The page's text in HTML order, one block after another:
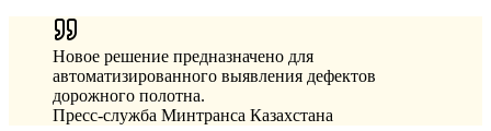
Новое решение предназначено для
автоматизированного выявления дефектов
дорожного полотна.
Пресс-служба Минтранса Казахстана